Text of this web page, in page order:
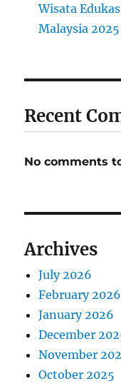
Wisata
Malaysia
Recent
No comments
Archives
July 2026
February 2026
January 2026
December
November
October 2025